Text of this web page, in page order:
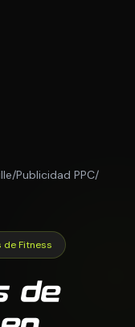
/Publicidad PPC/
de Fitness
de